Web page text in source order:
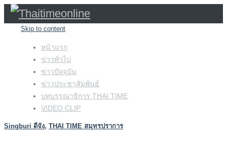
Skip to content
หน้าแรก
ข่าวทั่วไป
ข่าวปัจจุบัน
ข่าวประชาสัมพันธ์
บทบรรณาธิการ THAI TIME
VIDEO CLIP
Singburi ดีจัง, THAI TIME สมุทรปราการ